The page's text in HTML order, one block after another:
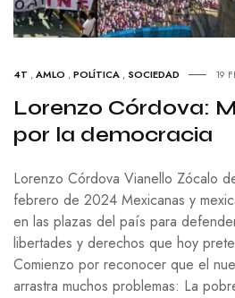
4T ,AMLO ,POLÍTICA , SOCIEDAD 19
Lorenzo Córdova:
por la democracia
Lorenzo Córdova Vianello Zócalo
febrero de 2024 Mexicanas y
en las plazas del país para
libertades y derechos que hoy
Comienzo por reconocer que el
arrastra muchos problemas: La